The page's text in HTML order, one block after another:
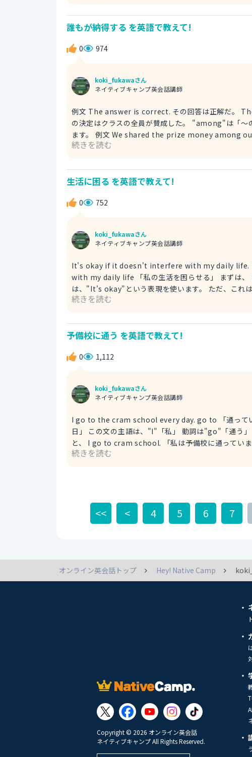
は、もう少し複雑で、動詞部分は「言い負かしてば
る必要があります。これを表現するためには、
め、"someone's"を使います。 以上2つを付け加えれば完成です。 He has been outspeakng someone's
誰もが納得する を英語で教えて!
0 974
koki_fukawaさん
ネイティブキャンプ英会話講師
例文 The answer is correct. その回答は正解だ。
の決定はクラスの全員が賛成した。 "among"は「～の中で」という意味を持つ前置詞です。～には集団が入り
ます。 例文 We shared the prize money among ourselves.
とある回答に対して、全員が「納得した」あるいは
の場にいた人全員が納得した状況を表現することが
詞"is"を加えれば完成です。 The
続きを読む
生活に困る を英語で教えて!
0 752
koki_fukawaさん
ネイティブキャンプ英会話講師
It's okay if it doesn't interfere with my daily life. It's okay 「問題ない」 if ～ 「～であれば」 interfere
with my daily life 「私の生活を困らせる」 まずは、「問題ない」という意味を持つ文を作ります。 これ
は、"It's okay"という表現を使います。 ただ、これは、「生活に困らなければ」という条件付きなので、"if"を
使って表現します。 「生活に困る」という表現は、
と完成します。 It's okay if it doesn't interfere
続きを読む
予備校に通う を英語で教えて!
0 1,112
koki_fukawaさん
ネイティブキャンプ英会話講師
I go to the cram school every day. go to 「通っている」 cram school 「塾」「予備校」 every day 「毎
日」 この文の主語は、"I"「私」 動詞は"go"「通う」 目的語は"cram school"「予備校」 以上の単語を使う
と、 I go to cram school. 「私は予備校に通っています」 という文が
加えれば作りたい文が完成します。 「毎日」は"every day"で表すこ
続きを読む
<< < 4 5 6 7
オンライン英会話トップ Hey! Native Camp
Copyright © 2026 オンライン英会話
ネイティブキャンプ All Rights Reserved.